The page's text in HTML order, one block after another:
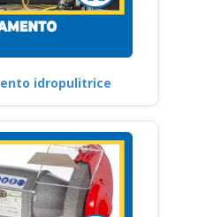
idropulitrice